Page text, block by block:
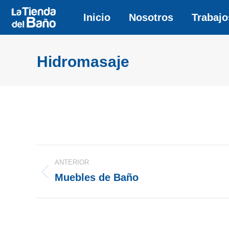
Inicio Nosotros
Hidromasaje
Navegación
entre
álbumes
ANTERIOR
Álbum
Muebles de Baño
Inicio Nosotros